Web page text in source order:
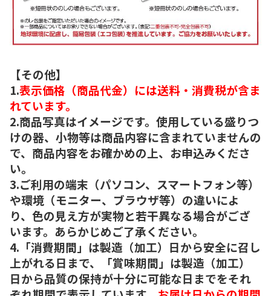
【その他】
1.表示価格（商品代金）には送料・消費税が含ま
れています。
2.商品写真はイメージです。使用している盛りつ
けの器、小物等は商品内容に含まれていませんの
で、商品内容をお確かめの上、お申込みくださ
い。
3.ご利用の端末（パソコン、スマートフォン等）
や環境（モニター、ブラウザ等）の違いによ
り、色の見え方が実物と若干異なる場合がござ
います。あらかじめご了承ください。
4.「消費期間」は製造（加工）日から安全に召し
上がれる日まで、「賞味期間」は製造（加工）
日から品質の保持が十分に可能な日までをそれ